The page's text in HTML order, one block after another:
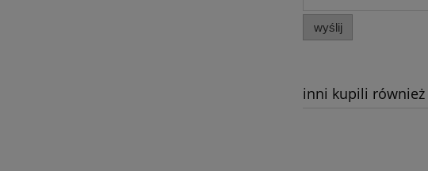
wyślij
inni kupili również